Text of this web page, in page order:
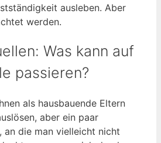
ausleben. Aber
werden.
Was kann auf
passieren?
als hausbauende Eltern
aber ein paar
an die man vielleicht nicht